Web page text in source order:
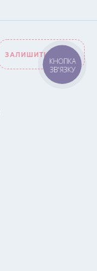
ЗАЛИШИТИ ВІДГУК
КНОПКА
ЗВ'ЯЗКУ